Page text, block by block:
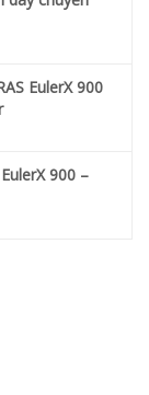
EulerX 900
900 –